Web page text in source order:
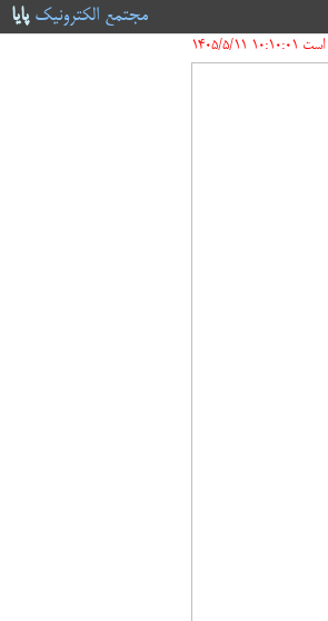
مجتمع الکترونیکپایا
5/11